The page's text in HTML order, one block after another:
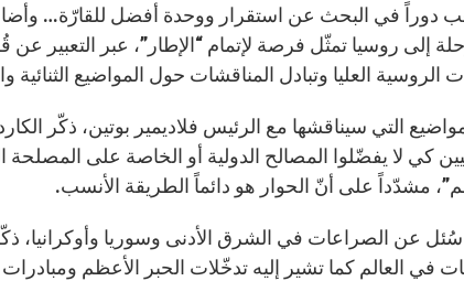
دوراً في البحث عن استقرار ووحدة أفضل للقارّة… وأضاف
إلى روسيا تمثّل فرصة لإتمام “الإطار”، عبر التعبير عن
الروسية العليا وتبادل المناقشات حول المواضيع الثنائية
التي سيناقشها مع الرئيس فلاديمير بوتين، ذكّر
كي لا يفضّلوا المصالح الدولية أو الخاصة على
مشدّداً على أنّ الحوار هو دائماً الطريقة الأنسب.
عن الصراعات في الشرق الأدنى وسوريا وأوكرانيا،
في العالم كما تشير إليه تدخّلات الحبر الأعظم